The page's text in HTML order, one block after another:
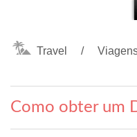
Travel
Como obter um